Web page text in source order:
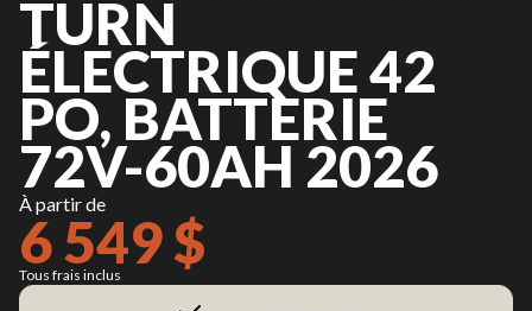
TURN
ÉLECTRIQUE 42
PO, BATTERIE
72V-60AH 2026
À partir de
6 549 $
Tous frais inclus